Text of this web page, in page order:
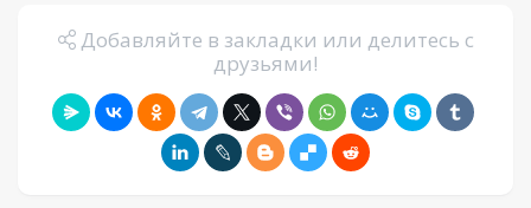
Добавляйте в закладки или делитесь с
друзьями!